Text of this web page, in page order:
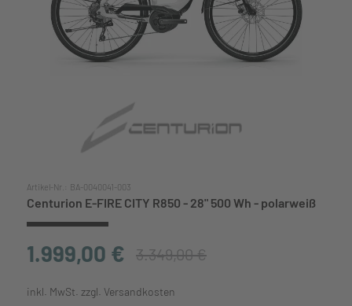
Artikel-Nr.: BA-0040041-003
Centurion E-FIRE CITY R850 - 28" 500 Wh - polarweiß
1.999,00 € 3.349,00 €
inkl. MwSt. zzgl. Versandkosten